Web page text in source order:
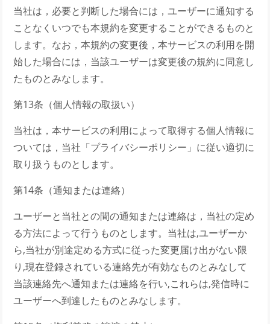
当社は，必要と判断した場合には，ユーザーに通知する
ことなくいつでも本規約を変更することができるものと
します。なお，本規約の変更後，本サービスの利用を開
始した場合には，当該ユーザーは変更後の規約に同意し
たものとみなします。
第13条（個人情報の取扱い）
当社は，本サービスの利用によって取得する個人情報に
ついては，当社「プライバシーポリシー」に従い適切に
取り扱うものとします。
第14条（通知または連絡）
ユーザーと当社との間の通知または連絡は，当社の定め
る方法によって行うものとします。当社は,ユーザーか
ら,当社が別途定める方式に従った変更届け出がない限
り,現在登録されている連絡先が有効なものとみなして
当該連絡先へ通知または連絡を行い,これらは,発信時に
ユーザーへ到達したものとみなします。